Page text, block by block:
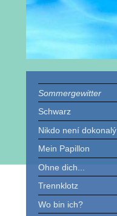
Sommergewitter
Schwarz
Nikdo není dokonalý
Mein Papillon
Ohne dich...
Trennklotz
Wo bin ich?